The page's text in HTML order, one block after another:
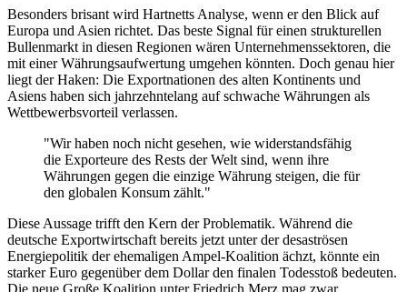
Besonders brisant wird Hartnetts Analyse, wenn er den Blick auf
Europa und Asien richtet. Das beste Signal für einen strukturellen
Bullenmarkt in diesen Regionen wären Unternehmenssektoren, die
mit einer Währungsaufwertung umgehen könnten. Doch genau hier
liegt der Haken: Die Exportnationen des alten Kontinents und
Asiens haben sich jahrzehntelang auf schwache Währungen als
Wettbewerbsvorteil verlassen.
"Wir haben noch nicht gesehen, wie widerstandsfähig
die Exporteure des Rests der Welt sind, wenn ihre
Währungen gegen die einzige Währung steigen, die für
den globalen Konsum zählt."
Diese Aussage trifft den Kern der Problematik. Während die
deutsche Exportwirtschaft bereits jetzt unter der desaströsen
Energiepolitik der ehemaligen Ampel-Koalition ächzt, könnte ein
starker Euro gegenüber dem Dollar den finalen Todesstoß bedeuten.
Die neue Große Koalition unter Friedrich Merz mag zwar